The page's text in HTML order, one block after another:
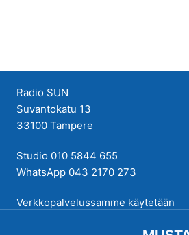
Radio SUN
Suvantokatu 13
33100 Tampere
Studio 010 5844 655
WhatsApp 043 2170 273
Verkkopalvelussamme käytetään